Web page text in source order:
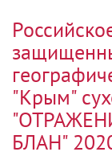
Бонусная система
Наша команда
关于我们
Виски и Бурбон
Пиво и слабоалк.
Ликер
Прочие
"Крым"
БЛАН"